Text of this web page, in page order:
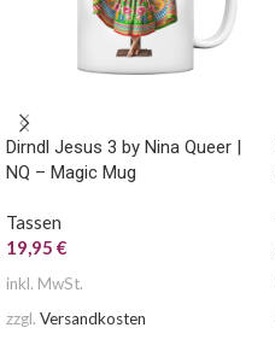
Dirndl Jesus 3 by Nina Queer |
NQ – Magic Mug
Tassen
19,95 €
inkl. MwSt.
zzgl. Versandkosten